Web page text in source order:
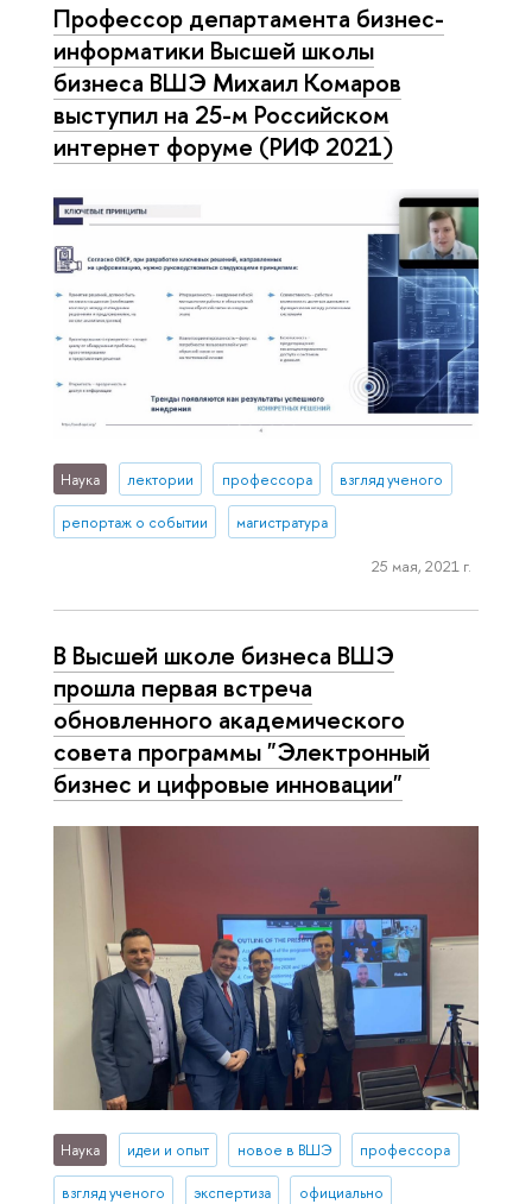
Профессор департамента бизнес-
информатики Высшей школы
бизнеса ВШЭ Михаил Комаров
выступил на 25-м Российском
интернет форуме (РИФ 2021)
Наука лектории профессора взгляд ученого
репортаж о событии магистратура
25 мая, 2021 г.
В Высшей школе бизнеса ВШЭ
прошла первая встреча
обновленного академического
совета программы "Электронный
бизнес и цифровые инновации"
Наука идеи и опыт новое в ВШЭ профессора
взгляд ученого экспертиза официально